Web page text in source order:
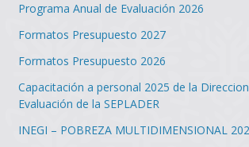
Programa Anual de Evaluación 2026
Formatos Presupuesto 2027
Formatos Presupuesto 2026
Capacitación a personal 2025 de la
Evaluación de la SEPLADER
INEGI – POBREZA MULTIDIMENSIONAL